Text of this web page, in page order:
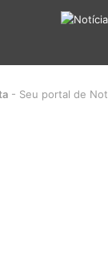
- Seu portal de